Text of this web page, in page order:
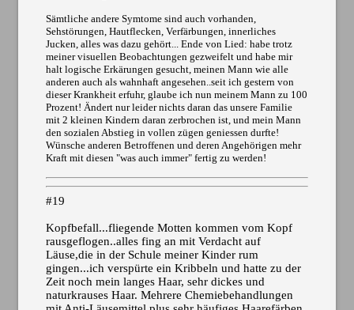
Sämtliche andere Symtome sind auch vorhanden,
Sehstörungen, Hautflecken, Verfärbungen, innerliches
Jucken, alles was dazu gehört... Ende von Lied: habe trotz
meiner visuellen Beobachtungen gezweifelt und habe mir
halt logische Erkärungen gesucht, meinen Mann wie alle
anderen auch als wahnhaft angesehen..seit ich gestern von
dieser Krankheit erfuhr, glaube ich nun meinem Mann zu 100
Prozent! Ändert nur leider nichts daran das unsere Familie
mit 2 kleinen Kindern daran zerbrochen ist, und mein Mann
den sozialen Abstieg in vollen zügen geniessen durfte!
Wünsche anderen Betroffenen und deren Angehörigen mehr
Kraft mit diesen "was auch immer" fertig zu werden!
#19
Kopfbefall...fliegende Motten kommen vom Kopf
rausgeflogen..alles fing an mit Verdacht auf
Läuse,die in der Schule meiner Kinder rum
gingen...ich verspürte ein Kribbeln und hatte zu der
Zeit noch mein langes Haar, sehr dickes und
naturkrauses Haar. Mehrere Chemiebehandlungen